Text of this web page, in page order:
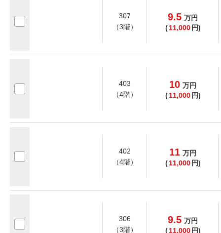
307
（3階）
9.5 万円
( 11,000 円)
403
（4階）
10 万円
( 11,000 円)
402
（4階）
11 万円
( 11,000 円)
306
（3階）
9.5 万円
( 11,000 円)